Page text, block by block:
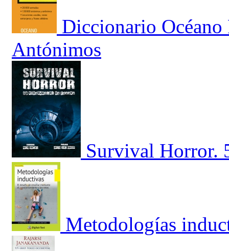
Diccionario
Antónimos
Survival Horror.
Metodologías